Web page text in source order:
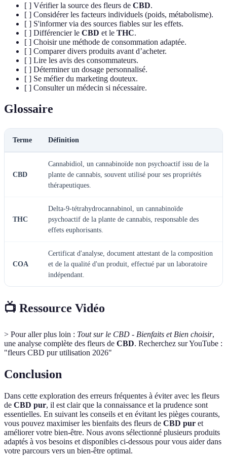
[ ] Vérifier la source des fleurs de CBD.
[ ] Considérer les facteurs individuels (poids, métabolisme).
[ ] S'informer via des sources fiables sur les effets.
[ ] Différencier le CBD et le THC.
[ ] Choisir une méthode de consommation adaptée.
[ ] Comparer divers produits avant d’acheter.
[ ] Lire les avis des consommateurs.
[ ] Déterminer un dosage personnalisé.
[ ] Se méfier du marketing douteux.
[ ] Consulter un médecin si nécessaire.
Glossaire
Terme Définition
CBD
Cannabidiol, un cannabinoïde non psychoactif issu de la
plante de cannabis, souvent utilisé pour ses propriétés
thérapeutiques.
THC
Delta-9-tétrahydrocannabinol, un cannabinoïde
psychoactif de la plante de cannabis, responsable des
effets euphorisants.
COA
Certificat d'analyse, document attestant de la composition
et de la qualité d'un produit, effectué par un laboratoire
indépendant.
📺 Ressource Vidéo
> Pour aller plus loin : Tout sur le CBD - Bienfaits et Bien choisir,
une analyse complète des fleurs de CBD. Recherchez sur YouTube :
"fleurs CBD pur utilisation 2026"
Conclusion
Dans cette exploration des erreurs fréquentes à éviter avec les fleurs
de CBD pur, il est clair que la connaissance et la prudence sont
essentielles. En suivant les conseils et en évitant les pièges courants,
vous pouvez maximiser les bienfaits des fleurs de CBD pur et
améliorer votre bien-être. Nous avons sélectionné plusieurs produits
adaptés à vos besoins et disponibles ci-dessous pour vous aider dans
votre parcours vers un bien-être optimal.